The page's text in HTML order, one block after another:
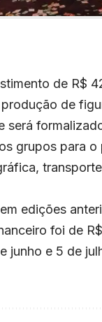
de R$
de
grupos para
edições
foi de
junho e 5 de